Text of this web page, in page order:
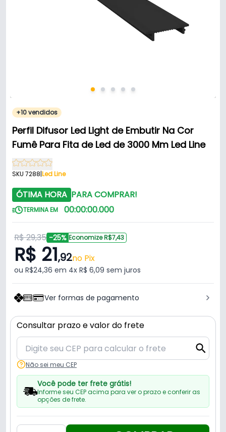
+10 vendidos
Perfil Difusor Led Light de Embutir Na Cor
Fumê Para Fita de Led de 3000 Mm Led Line
SKU 7288|Led Line
ÓTIMA HORA PARA COMPRAR!
TERMINA EM 00:00:00.000
R$ 29,35 -25% Economize R$7,43
R$ 21,92no Pix
ou R$24,36 em 4x R$ 6,09 sem juros
Ver formas de pagamento
Consultar prazo e valor do frete
Não sei meu CEP
Você pode ter frete grátis!
Informe seu CEP acima para ver o prazo e conferir as
opções de frete.